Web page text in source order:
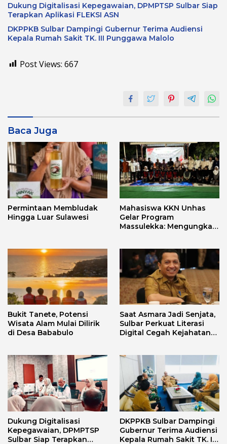
Dukung Digitalisasi Kepegawaian, DPMPTSP Sulbar Siap
Terapkan Aplikasi FLEKSI ASN
DKPPKB Sulbar Dampingi Gubernur Terima Audiensi
Kepala Rumah Sakit TK. III Punggawa Malolo
Post Views: 667
Baca Juga
Permintaan Membludak
Hingga Luar Sulawesi
Mahasiswa KKN Unhas
Gelar Program
Massulekka: Mengungkap
Bukit Tanete, Potensi
Wisata Alam Mulai Dilirik
di Desa Bababulo
Saat Asmara Jadi Senjata,
Sulbar Perkuat Literasi
Digital Cegah Kejahatan
Dukung Digitalisasi
Kepegawaian, DPMPTSP
Sulbar Siap Terapkan
DKPPKB Sulbar Dampingi
Gubernur Terima Audiensi
Kepala Rumah Sakit TK. III